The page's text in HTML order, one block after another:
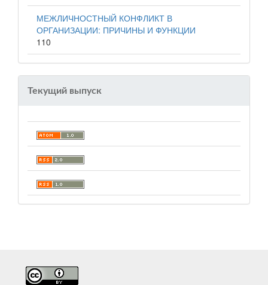
МЕЖЛИЧНОСТНЫЙ КОНФЛИКТ В
ОРГАНИЗАЦИИ: ПРИЧИНЫ И ФУНКЦИИ
110
Текущий выпуск